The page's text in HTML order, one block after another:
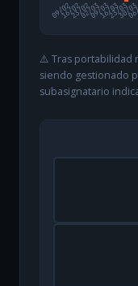
09/02
16/0223/0202/0309/0316/0323/03
30/
⚠️ Tras portabilidad
siendo gestionado
subasignatario